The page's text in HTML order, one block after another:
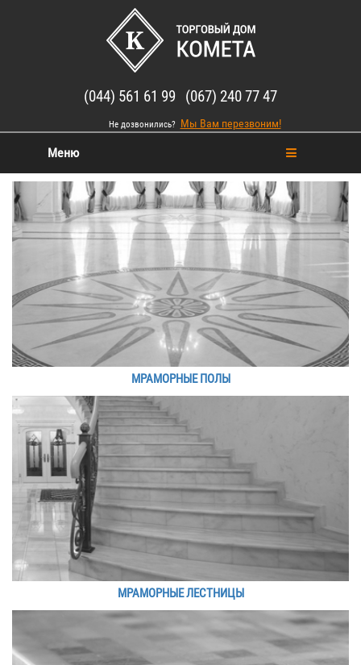
(044) 561 61 99 (067) 240 77 47
Не дозвонились? Мы Вам перезвоним!
Меню
МРАМОРНЫЕ ПОЛЫ
МРАМОРНЫЕ ЛЕСТНИЦЫ